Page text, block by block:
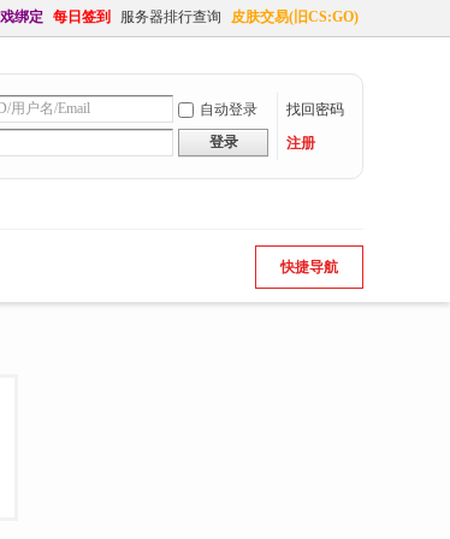
绑定 每日签到 服务器排行查询 皮肤交易(旧CS:GO)
自动登录
找回密码
登录 注册
快捷导航